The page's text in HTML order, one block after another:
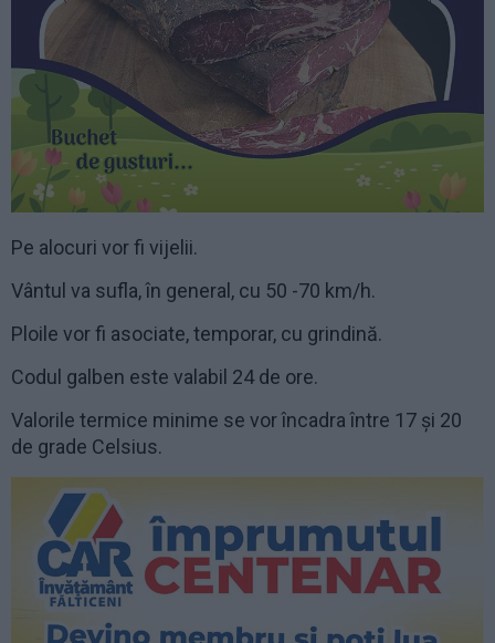
Pe alocuri vor fi vijelii.
Vântul va sufla, în general, cu 50 -70 km/h.
Ploile vor fi asociate, temporar, cu grindină.
Codul galben este valabil 24 de ore.
Valorile termice minime se vor încadra între 17 și 20
de grade Celsius.